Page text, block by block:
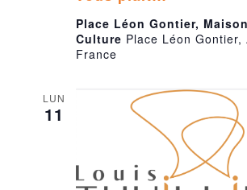
Place Léon Gontier,
Culture Place Léon Gontier,
France
LUN
11